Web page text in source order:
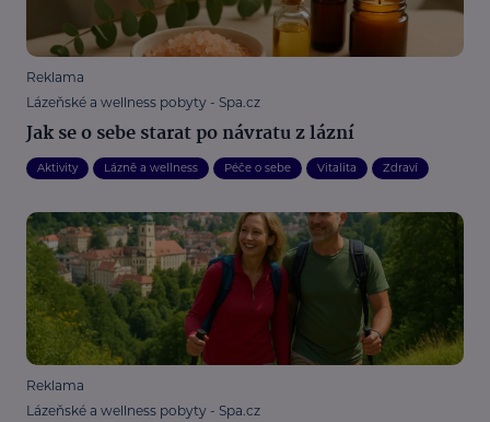
Reklama
Lázeňské a wellness pobyty - Spa.cz
Jak se o sebe starat po návratu z lázní
Aktivity Lázně a wellness Péče o sebe Vitalita Zdraví
Reklama
Lázeňské a wellness pobyty - Spa.cz